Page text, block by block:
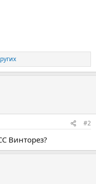
#2
Винторез?